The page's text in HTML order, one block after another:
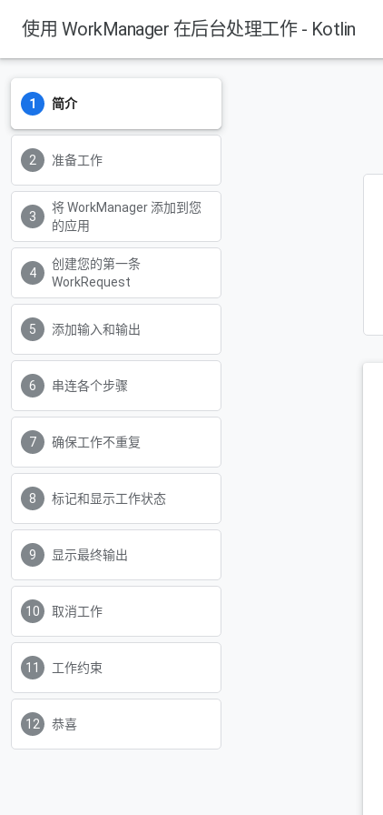
使用 WorkManager 在后台处理工作 - Kotlin
简介
准备工作
将 WorkManager 添加到您
的应用
创建您的第一条
WorkRequest
添加输入和输出
串连各个步骤
确保工作不重复
标记和显示工作状态
显示最终输出
取消工作
工作约束
恭喜